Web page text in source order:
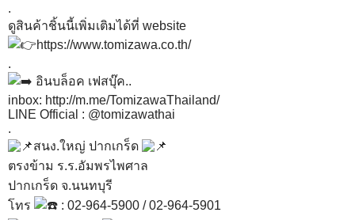
.
ดูสินค้าชิ้นนี้เพิ่มเติมได้ที่ website
https://www.tomizawa.co.th/
.
อินบล็อค เฟสบุ๊ค..
inbox: http://m.me/TomizawaThailand/
LINE Official : @tomizawathai
.
สนง.ใหญ่ ปากเกร็ด
ตรงข้าม ร.ร.อัมพรไพศาล
ปากเกร็ด จ.นนทบุรี
โทร
: 02-964-5900 / 02-964-5901